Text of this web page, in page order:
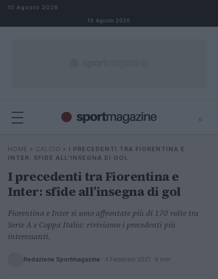
Salta al contenuto
10 Agosto 2026
10 Agosto 2026
⌕
Cerca
HOME » CALCIO » I PRECEDENTI TRA FIORENTINA E
INTER: SFIDE ALL’INSEGNA DI GOL
I precedenti tra Fiorentina e
Inter: sfide all’insegna di gol
Fiorentina e Inter si sono affrontate più di 170 volte tra
Serie A e Coppa Italia: riviviamo i precedenti più
interessanti.
Redazione Sportmagazine · 4 Febbraio 2021 · 6 min